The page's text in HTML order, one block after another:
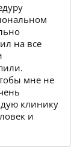
на все
мне не
клинику
и